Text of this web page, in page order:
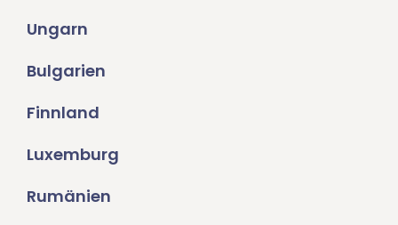
Ungarn
Bulgarien
Finnland
Luxemburg
Rumänien